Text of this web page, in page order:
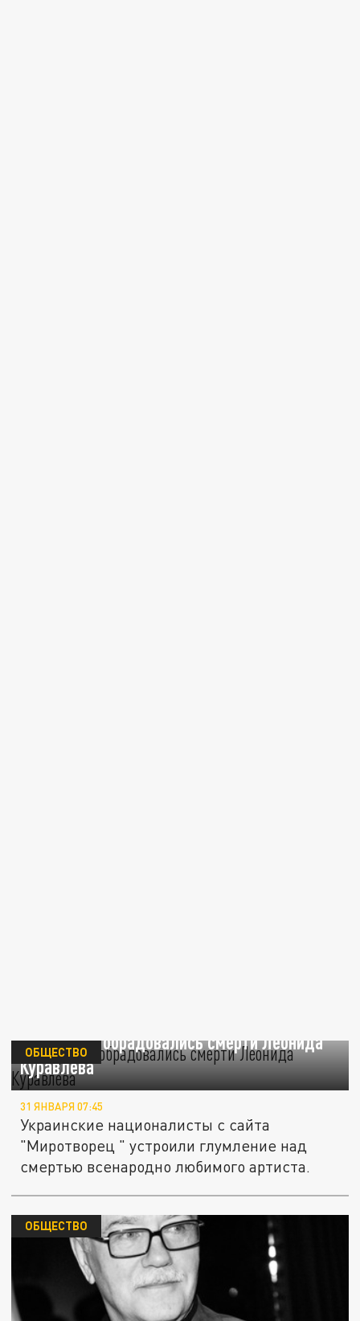
На Украине обрадовались смерти Леонида
Куравлёва
ОБЩЕСТВО
31 ЯНВАРЯ 07:45
Украинские националисты с сайта
"Миротворец " устроили глумление над
смертью всенародно любимого артиста.
ОБЩЕСТВО